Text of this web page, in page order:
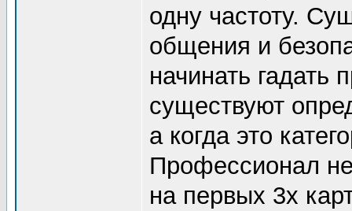
одну частоту.
общения и
начинать гадать
существуют
а когда это
Профессионал
на первых 3х